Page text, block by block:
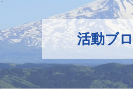
活動ブ